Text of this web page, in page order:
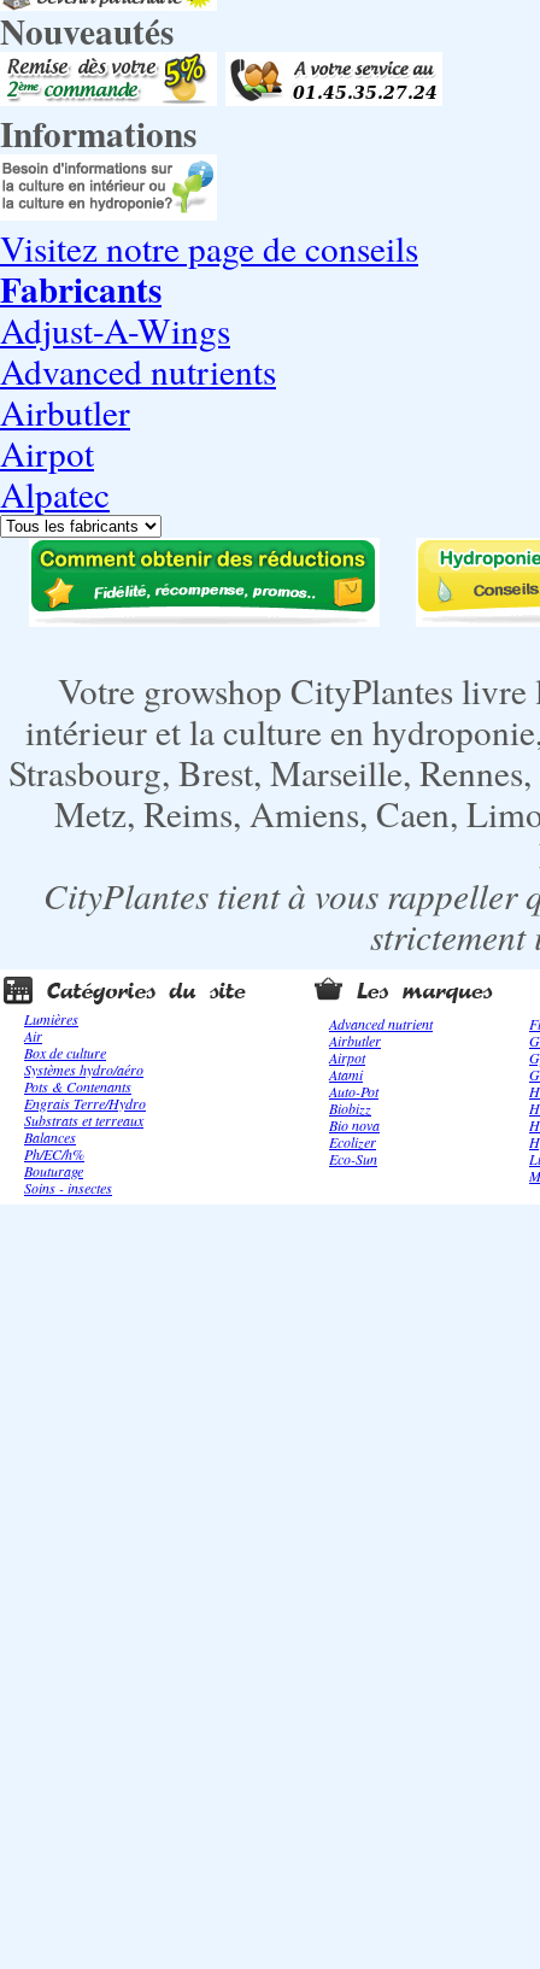
Nouveautés
Informations
Visitez notre page de conseils
Fabricants
Adjust-A-Wings
Advanced nutrients
Airbutler
Airpot
Alpatec
Votre growshop CityPlantes
intérieur et la culture en
Strasbourg, Brest, Marseille,
Metz, Reims, Amiens, Caen,
CityPlantes tient à vous rappeller
strictement
Lumières
Air
Box de culture
Systèmes hydro/aéro
Pots & Contenants
Engrais Terre/Hydro
Substrats et terreaux
Balances
Ph/EC/h%
Bouturage
Soins - insectes
Advanced nutrient
Airbutler
Airpot
Atami
Auto-Pot
Biobizz
Bio nova
Ecolizer
Eco-Sun